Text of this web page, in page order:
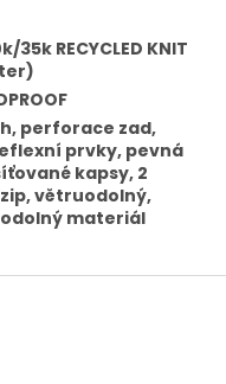
35k RECYCLED KNIT
perforace zad,
prvky, pevná
kapsy, 2
větruodolný,
materiál